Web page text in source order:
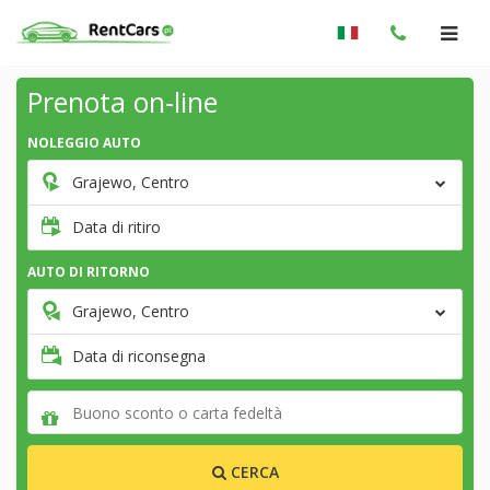
Prenota on-line
NOLEGGIO AUTO
Grajewo, Centro
Data di ritiro
AUTO DI RITORNO
Grajewo, Centro
Data di riconsegna
CERCA